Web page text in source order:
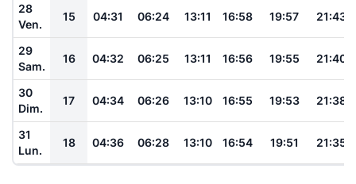
28
Ven.
15 04:31 06:24 13:11 16:58 19:57 21:43
29
Sam.
16 04:32 06:25 13:11 16:56 19:55 21:40
30
Dim.
17 04:34 06:26 13:10 16:55 19:53 21:38
31
Lun.
18 04:36 06:28 13:10 16:54 19:51 21:35